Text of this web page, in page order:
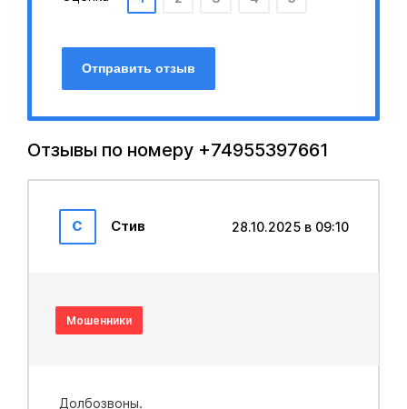
Отправить отзыв
Отзывы по номеру +74955397661
С Стив 28.10.2025 в 09:10
Мошенники
Дoлбoзвoны.